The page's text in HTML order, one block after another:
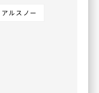
ルスノー